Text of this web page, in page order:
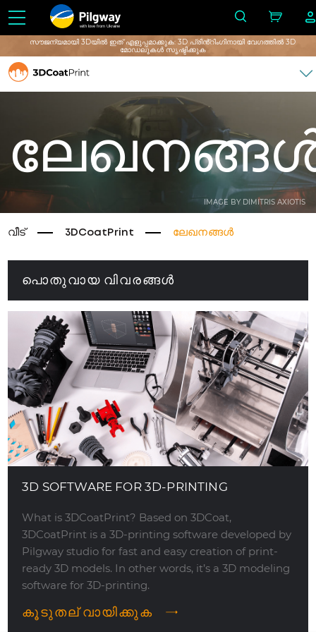
with love from Ukraine
സൗജന്യമായി 3Dയിൽ ഇത് എളുപ്പമാക്കുക: 3D പ്രിൻ്റിംഗിനായി വേഗത്തിൽ 3D
മോഡലുകൾ സൃഷ്ടിക്കുക
IMAGE BY DIMITRIS AXIOTIS
വീട് 3DCoatPrint ലേഖനങ്ങൾ
പൊതുവായ വിവരങ്ങൾ
3D SOFTWARE FOR 3D-PRINTING
What is 3DCoatPrint? Based on 3DCoat,
3DCoatPrint is a 3D-printing software developed by
Pilgway studio for fast and easy creation of print-
ready 3D models. In other words, it’s a 3D modeling
software for 3D-printing.
കൂടുതല് വായിക്കുക